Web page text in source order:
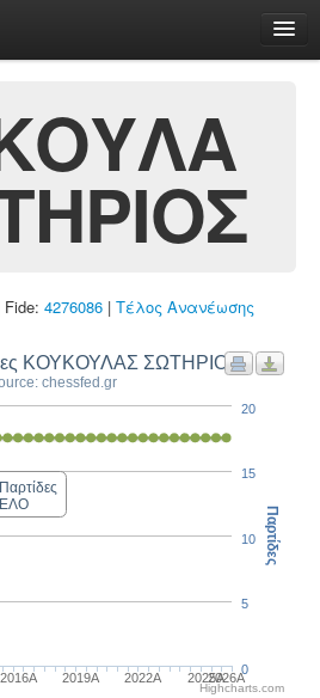
4276086 | Τέλος Ανανέωσης
ΚΟΥΚΟΥΛΑΣ ΣΩΤΗΡΙΟΣ
chessfed.gr
Παρτίδες
ΕΛΟ
2016A 2019A 2022A 2025A2026A
0
5
10
15
20
Παρτίδες
Highcharts.com